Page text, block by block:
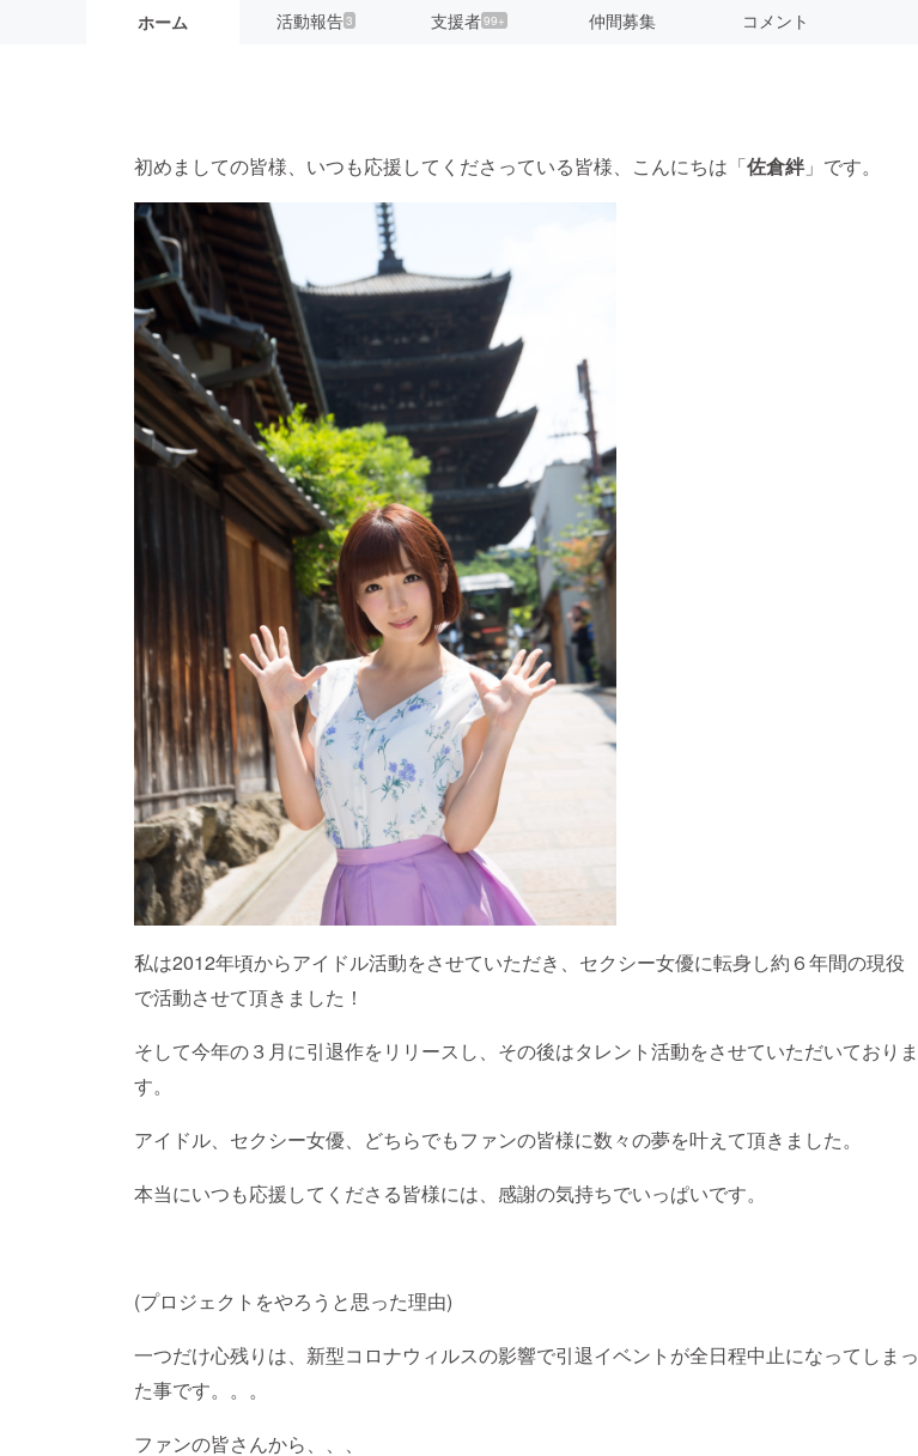
ホーム 活動報告3 支援者99+ 仲間募集 コメント
初めましての皆様、いつも応援してくださっている皆様、こんにちは「佐倉絆」です。
私は2012年頃からアイドル活動をさせていただき、セクシー女優に転身し約６年間の現役
で活動させて頂きました！
そして今年の３月に引退作をリリースし、その後はタレント活動をさせていただいておりま
す。
アイドル、セクシー女優、どちらでもファンの皆様に数々の夢を叶えて頂きました。
本当にいつも応援してくださる皆様には、感謝の気持ちでいっぱいです。
(プロジェクトをやろうと思った理由)
一つだけ心残りは、新型コロナウィルスの影響で引退イベントが全日程中止になってしまっ
た事です。。。
ファンの皆さんから、、、